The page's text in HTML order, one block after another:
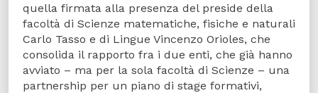
quella firmata alla presenza del preside della
facoltà di Scienze matematiche, fisiche e naturali
Carlo Tasso e di Lingue Vincenzo Orioles, che
consolida il rapporto fra i due enti, che già hanno
avviato – ma per la sola facoltà di Scienze – una
partnership per un piano di stage formativi,